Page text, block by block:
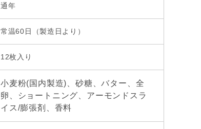
通年
常温60日（製造日より）
12枚入り
小麦粉(国内製造)、砂糖、バター、全
卵、ショートニング、アーモンドスラ
イス/膨張剤、香料